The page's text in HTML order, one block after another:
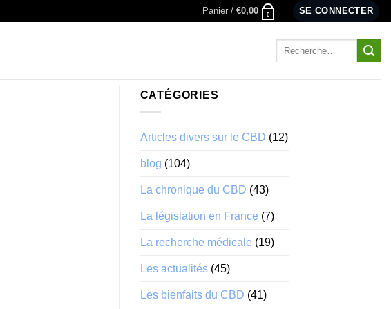
Panier / €0,00 0 SE CONNECTER
Recherche
CATÉGORIES
Articles divers sur le CBD (12)
blog (104)
La chronique du CBD (43)
La législation en France (7)
La recherche médicale (19)
Les actualités(45)
Les bienfaits du CBD (41)